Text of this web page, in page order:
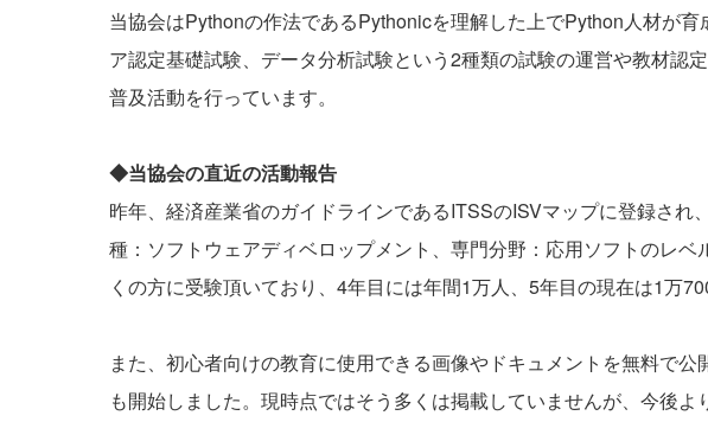
当協会はPythonの作法であるPythonicを理解した上でPython人材が
ア認定基礎試験、データ分析試験という2種類の試験の運営や教材認
普及活動を行っています。
◆当協会の直近の活動報告
昨年、経済産業省のガイドラインであるITSSのISVマップに登録され
種：ソフトウェアディベロップメント、専門分野：応用ソフトのレ
くの方に受験頂いており、4年目には年間1万人、5年目の現在は1万
また、初心者向けの教育に使用できる画像やドキュメントを無料で公
も開始しました。現時点ではそう多くは掲載していませんが、今後